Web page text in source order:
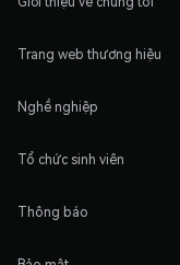
Trang web thương hiệu
Nghề nghiệp
Tổ chức sinh viên
Thông báo